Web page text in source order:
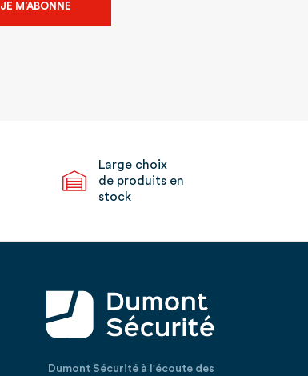
JE M’ABONNE
Large choix
de produits en
stock
Dumont Sécurité à l'écoute des